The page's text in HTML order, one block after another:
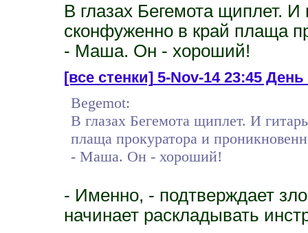
В глазах Бегемота щиплет.
сконфуженно в край плаща
- Маша. Он - хороший!
[все стенки]5-Nov-14 23:45 День
Begemot:
В глазах Бегемота щиплет. И
плаща прокуратора и
- Маша. Он - хороший!
- Именно, - подтверждает
начинает раскладывать